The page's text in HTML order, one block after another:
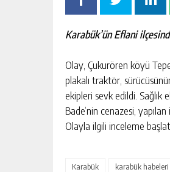
Karabük’ün Eflani
Olay, Çukurören köyü
plakalı traktör,
ekipleri sevk edildi. Sağlık
Bade’nin cenazesi,
Olayla ilgili inceleme
Karabük karabük habeleri